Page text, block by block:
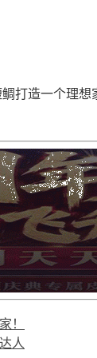
打造一个理
！
人